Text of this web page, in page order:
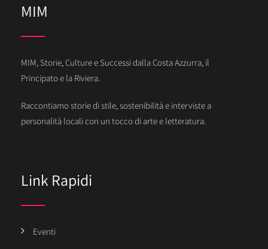
MIM
MIM, Storie, Culture e Successi dalla Costa Azzurra, il
Principato e la Riviera.
Raccontiamo storie di stile, sostenibilità e interviste a
personalità locali con un tocco di arte e letteratura.
Link Rapidi
Eventi